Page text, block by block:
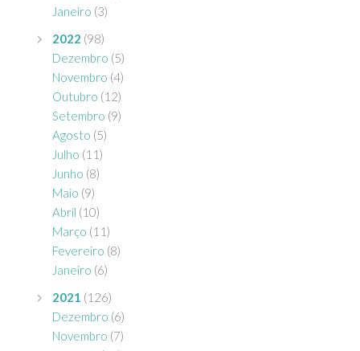
Janeiro (3)
2022 (98)
Dezembro (5)
Novembro (4)
Outubro (12)
Setembro (9)
Agosto (5)
Julho (11)
Junho (8)
Maio (9)
Abril (10)
Março (11)
Fevereiro (8)
Janeiro (6)
2021 (126)
Dezembro (6)
Novembro (7)